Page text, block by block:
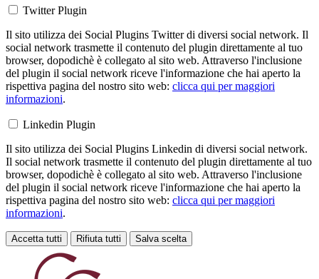
Twitter Plugin
Il sito utilizza dei Social Plugins Twitter di diversi social network. Il
social network trasmette il contenuto del plugin direttamente al tuo
browser, dopodichè è collegato al sito web. Attraverso l'inclusione
del plugin il social network riceve l'informazione che hai aperto la
rispettiva pagina del nostro sito web: clicca qui per maggiori
informazioni.
Linkedin Plugin
Il sito utilizza dei Social Plugins Linkedin di diversi social network.
Il social network trasmette il contenuto del plugin direttamente al tuo
browser, dopodichè è collegato al sito web. Attraverso l'inclusione
del plugin il social network riceve l'informazione che hai aperto la
rispettiva pagina del nostro sito web: clicca qui per maggiori
informazioni.
Accetta tutti Rifiuta tutti Salva scelta